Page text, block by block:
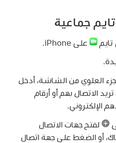
جماعية
تايم على iPhone.
العلوي من الشاشة، أدخل
الاتصال بهم أو أرقام
الإلكتروني.
لفتح جهات الاتصال
أو الضغط على جهة اتصال